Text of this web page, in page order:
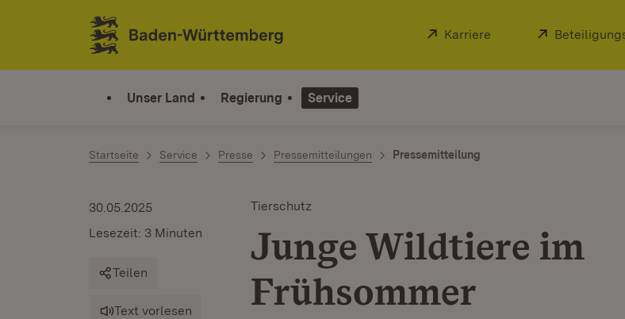
Zum Inhalt springen
Link zur Startseite
Extern:
Karriere (Öffnet in neuem
Extern:
Unser Land Regierung Service
Startseite Service Presse Pressemitteilungen Pressemitteilung
Tierschutz
Junge Wildtiere im
Frühsommer
30.05.2025
Lesezeit: 3 Minuten
Teilen
Text vorlesen